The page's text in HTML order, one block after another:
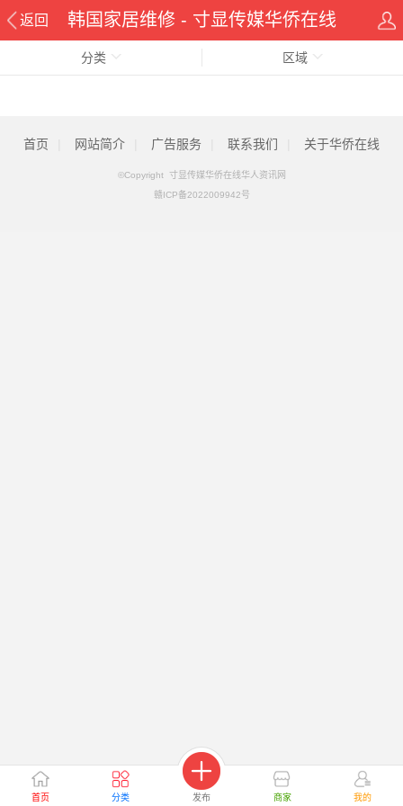
返回 韩国家居维修 - 寸显传媒华侨在线
首页 分类 发布 商家 我的
分类 区域
首页 网站简介 广告服务 联系我们 关于华侨在线
©Copyright 寸显传媒华侨在线华人资讯网
赣ICP备2022009942号